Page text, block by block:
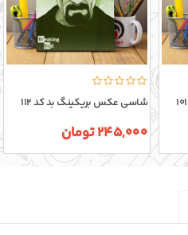
شاسی عکس بریکینگ بد کد 112
245,000 تومان